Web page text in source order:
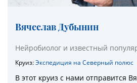
Вячеслав Дубынин
Нейробиолог и известный
Круиз:Экспедиция на Северный полюс
В этот круиз с нами отправится